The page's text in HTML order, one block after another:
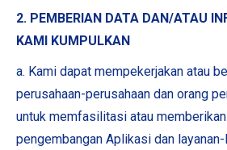
2. PEMBERIAN DATA DAN/ATAU
KAMI KUMPULKAN
a. Kami dapat mempekerjakan atau
perusahaan-perusahaan dan orang
untuk memfasilitasi atau
pengembangan Aplikasi dan